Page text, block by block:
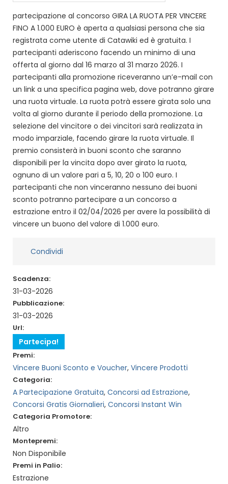
partecipazione al concorso GIRA LA RUOTA PER VINCERE
FINO A 1.000 EURO è aperta a qualsiasi persona che sia
registrata come utente di Catawiki ed è gratuita. I
partecipanti aderiscono facendo un minimo di una
offerta al giorno dal 16 marzo al 31 marzo 2026. I
partecipanti alla promozione riceveranno un’e-mail con
un link a una specifica pagina web, dove potranno girare
una ruota virtuale. La ruota potrà essere girata solo una
volta al giorno durante il periodo della promozione. La
selezione del vincitore o dei vincitori sarà realizzata in
modo imparziale, facendo girare la ruota virtuale. Il
premio consisterà in buoni sconto che saranno
disponibili per la vincita dopo aver girato la ruota,
ognuno di un valore pari a 5, 10, 20 o 100 euro. I
partecipanti che non vinceranno nessuno dei buoni
sconto potranno partecipare a un concorso a
estrazione entro il 02/04/2026 per avere la possibilità di
vincere un buono del valore di 1.000 euro.
Condividi
Scadenza:
31-03-2026
Pubblicazione:
31-03-2026
Url:
Partecipa!
Premi:
Vincere Buoni Sconto e Voucher, Vincere Prodotti
Categoria:
A Partecipazione Gratuita, Concorsi ad Estrazione,
Concorsi Gratis Giornalieri, Concorsi Instant Win
Categoria Promotore:
Altro
Montepremi:
Non Disponibile
Premi in Palio:
Estrazione